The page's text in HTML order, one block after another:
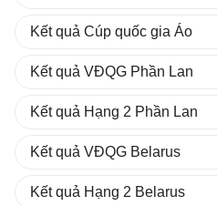
Kết quả Cúp quốc gia Áo
Kết quả VĐQG Phần Lan
Kết quả Hạng 2 Phần Lan
Kết quả VĐQG Belarus
Kết quả Hạng 2 Belarus